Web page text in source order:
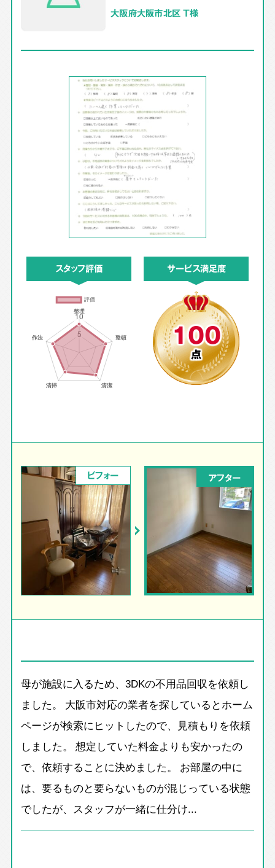
大阪府大阪市北区 T様
スタッフ評価 サービス満足度
100
点
ビフォー アフター
母が施設に入るため、3DKの不用品回収を依頼し
ました。 大阪市対応の業者を探しているとホーム
ページが検索にヒットしたので、見積もりを依頼
しました。 想定していた料金よりも安かったの
で、依頼することに決めました。 お部屋の中に
は、要るものと要らないものが混じっている状態
でしたが、スタッフが一緒に仕分け...